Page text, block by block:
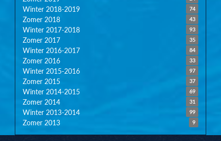
74
Winter 2018-2019
43
Zomer 2018
93
Winter 2017-2018
35
Zomer 2017
84
Winter 2016-2017
33
Zomer 2016
97
Winter 2015-2016
37
Zomer 2015
69
Winter 2014-2015
31
Zomer 2014
99
Winter 2013-2014
9
Zomer 2013